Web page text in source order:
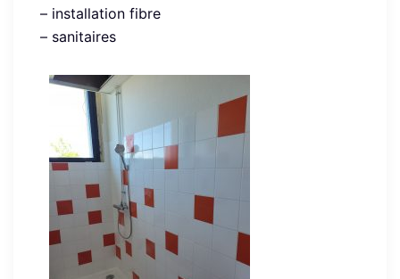
– installation fibre
– sanitaires